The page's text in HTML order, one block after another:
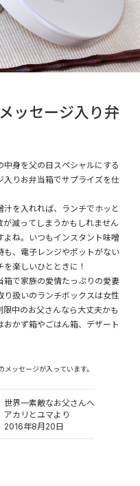
ッセージ入り弁
身を父の日スペシャルにする
入りお弁当箱でサプライズを仕
を入れれば、ランチでホッと
減ってしまうかもしれません
ね。いつもインスタント味噌
、電子レンジやポットがない
楽しいひとときに！
箱で家族の愛情たっぷりの愛妻
扱いのランチボックスは女性
中のお父さんなら大丈夫かも
かず箱やごはん箱、デザート
ッセージが入っています。
世界一素敵なお父さんへ
アカリとユマより
2016年8月20日